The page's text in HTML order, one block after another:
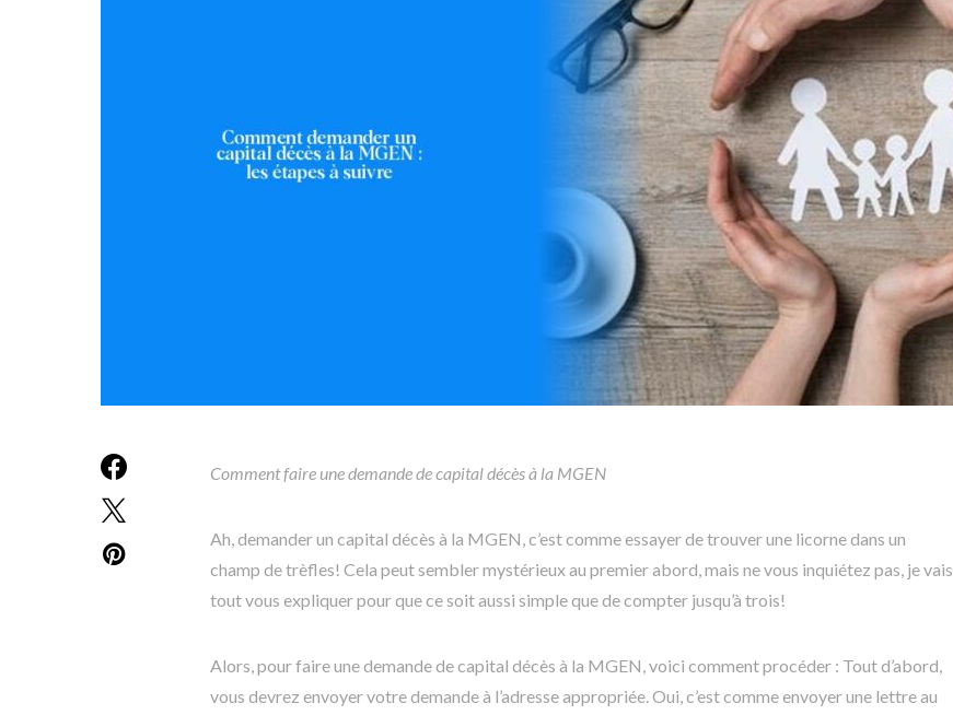
Comment faire une demande de capital décès à la MGEN
Ah, demander un capital décès à la MGEN, c’est comme essayer de trouver une licorne dans un
champ de trèfles! Cela peut sembler mystérieux au premier abord, mais ne vous inquiétez pas, je vais
tout vous expliquer pour que ce soit aussi simple que de compter jusqu’à trois!
Alors, pour faire une demande de capital décès à la MGEN, voici comment procéder : Tout d’abord,
vous devrez envoyer votre demande à l’adresse appropriée. Oui, c’est comme envoyer une lettre au